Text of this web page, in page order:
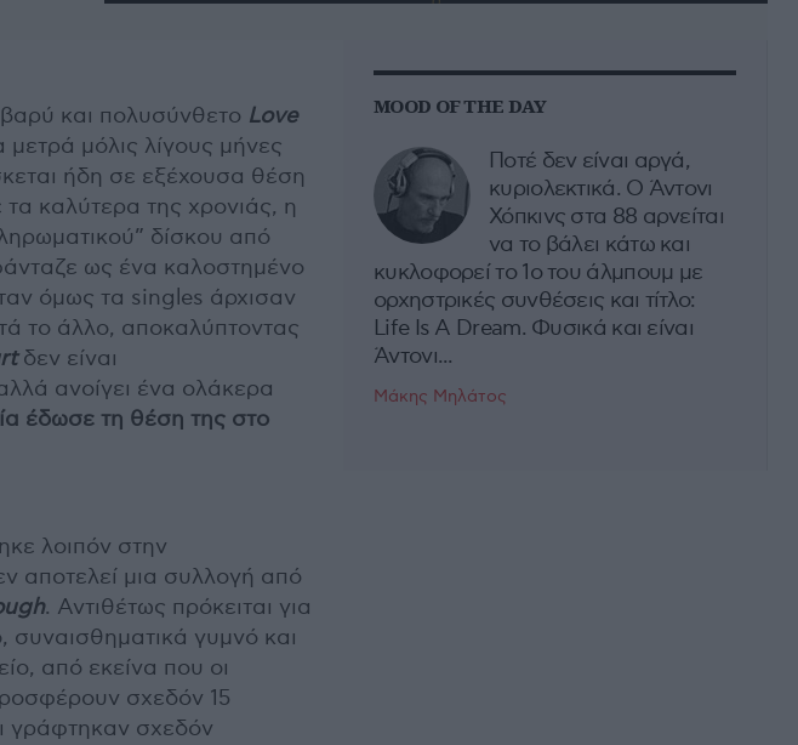
και πολυσύνθετο Love
μόλις λίγους μήνες
ήδη σε εξέχουσα θέση
καλύτερα της χρονιάς, η
δίσκου από
ως ένα καλοστημένο
όμως τα singles άρχισαν
το άλλο, αποκαλύπτοντας
δεν είναι
ανοίγει ένα ολάκερα
έδωσε τη θέση της στο
λοιπόν στην
αποτελεί μια συλλογή από
. Αντιθέτως πρόκειται για
γυμνό και
από εκείνα που οι
σχεδόν 15
γράφτηκαν σχεδόν
MOOD OF THE DAY
Ποτέ δεν είναι αργά,
κυριολεκτικά. Ο Άντονι
Χόπκινς στα 88 αρνείται
να το βάλει κάτω και
κυκλοφορεί το 1ο του άλμπουμ με
ορχηστρικές συνθέσεις και τίτλο:
Life Is A Dream. Φυσικά και είναι
Άντονι...
Μάκης Μηλάτος